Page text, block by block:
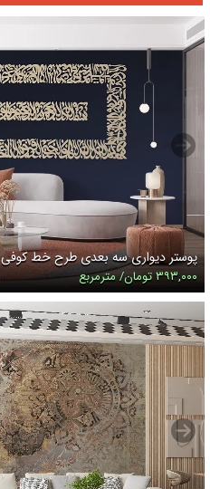
پوستر دیواری سه بعدی طرح خط کوفی
۳۹۳,۰۰۰ تومان/ مترمربع